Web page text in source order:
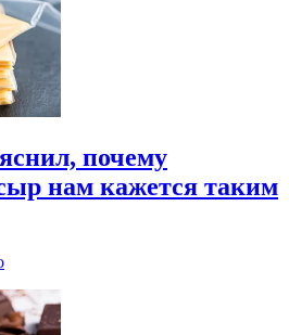
почему
нам кажется таким